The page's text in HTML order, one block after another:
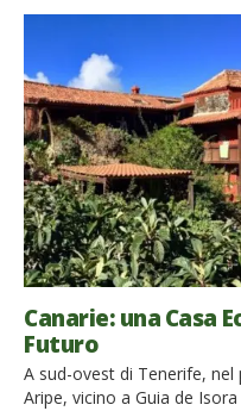
Canarie: una Casa
Futuro
A sud-ovest di Tenerife,
Aripe, vicino a Guia de